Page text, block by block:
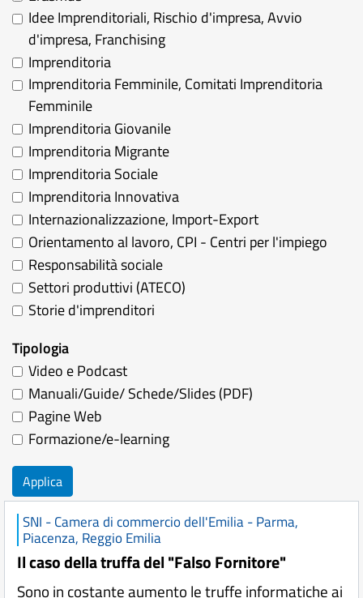
Idee Imprenditoriali, Rischio d'impresa, Avvio
d'impresa, Franchising
Imprenditoria
Imprenditoria Femminile, Comitati Imprenditoria
Femminile
Imprenditoria Giovanile
Imprenditoria Migrante
Imprenditoria Sociale
Imprenditoria Innovativa
Internazionalizzazione, Import-Export
Orientamento al lavoro, CPI - Centri per l'impiego
Responsabilità sociale
Settori produttivi (ATECO)
Storie d'imprenditori
Tipologia
Video e Podcast
Manuali/Guide/ Schede/Slides (PDF)
Pagine Web
Formazione/e-learning
Applica
SNI - Camera di commercio dell'Emilia - Parma,
Piacenza, Reggio Emilia
Il caso della truffa del "Falso Fornitore"
Sono in costante aumento le truffe informatiche ai